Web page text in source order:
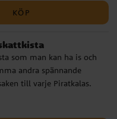
KÖP
som man kan ha is och
andra spännande
till varje Piratkalas.
av en dödskalle på
plast och är ca 64 cm